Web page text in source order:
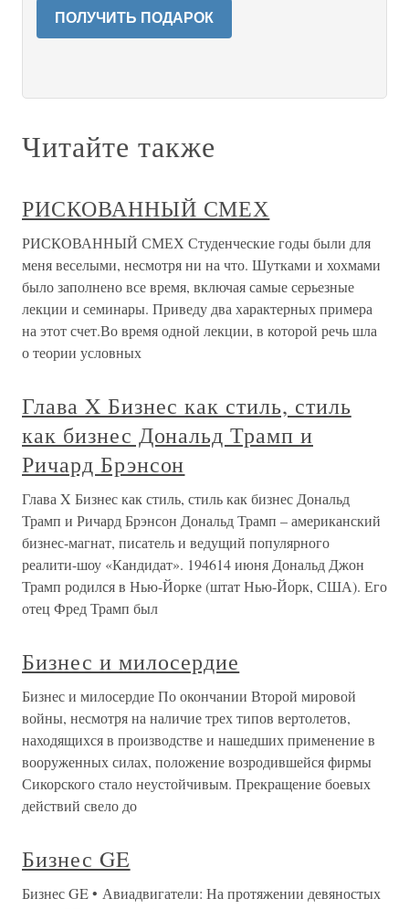
ПОЛУЧИТЬ ПОДАРОК
Читайте также
РИСКОВАННЫЙ СМЕХ
РИСКОВАННЫЙ СМЕХ Студенческие годы были для
меня веселыми, несмотря ни на что. Шутками и хохмами
было заполнено все время, включая самые серьезные
лекции и семинары. Приведу два характерных примера
на этот счет.Во время одной лекции, в которой речь шла
о теории условных
Глава X Бизнес как стиль, стиль
как бизнес Дональд Трамп и
Ричард Брэнсон
Глава X Бизнес как стиль, стиль как бизнес Дональд
Трамп и Ричард Брэнсон Дональд Трамп – американский
бизнес-магнат, писатель и ведущий популярного
реалити-шоу «Кандидат». 194614 июня Дональд Джон
Трамп родился в Нью-Йорке (штат Нью-Йорк, США). Его
отец Фред Трамп был
Бизнес и милосердие
Бизнес и милосердие По окончании Второй мировой
войны, несмотря на наличие трех типов вертолетов,
находящихся в производстве и нашедших применение в
вооруженных силах, положение возродившейся фирмы
Сикорского стало неустойчивым. Прекращение боевых
действий свело до
Бизнес GE
Бизнес GE • Авиадвигатели: На протяжении девяностых